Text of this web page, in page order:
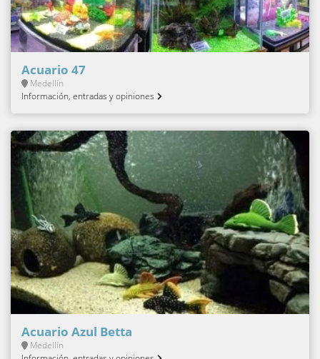
Acuario 47
Medellín
Información, entradas y opiniones
Acuario Azul Betta
Medellín